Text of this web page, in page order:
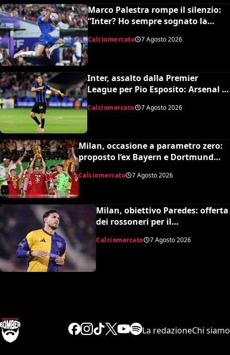
Marco Palestra rompe il silenzio:
“Inter? Ho sempre sognato la
Premier League e il Chelsea”
Calciomercato 7 Agosto 2026
Inter, assalto dalla Premier
League per Pio Esposito: Arsenal e
Calciomercato 7 Agosto 2026
Milan, occasione a parametro zero:
proposto l’ex Bayern e Dortmund
Raphaël Guerreiro per il nuovo
modulo
Calciomercato 7 Agosto 2026
Milan, obiettivo Paredes: offerta
dei rossoneri per il
Calciomercato 7 Agosto 2026
La redazioneChi siamo